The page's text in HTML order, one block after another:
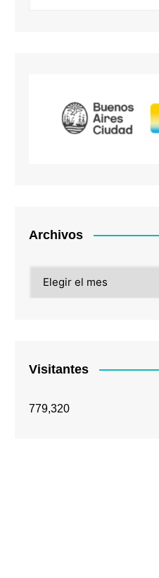
Archivos
Visitantes
779,320